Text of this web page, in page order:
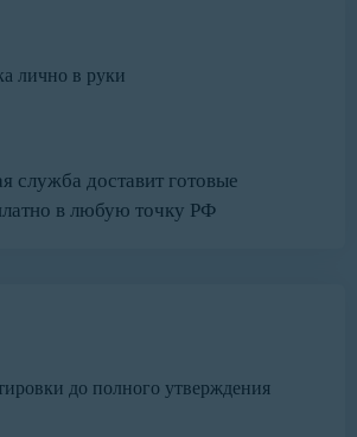
лично в руки
служба доставит готовые
в любую точку РФ
до полного утверждения